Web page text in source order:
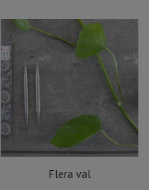
Flera val